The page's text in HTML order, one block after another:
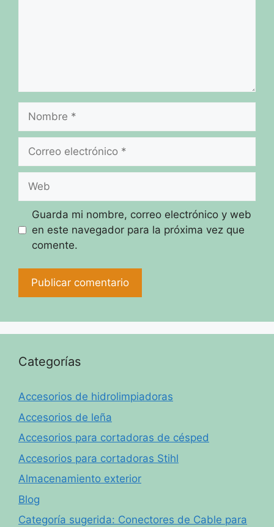
electrónico
Guarda mi nombre, correo electrónico y web
en este navegador para la próxima vez que
comente.
Categorías
Accesorios de hidrolimpiadoras
Accesorios de leña
Accesorios para cortadoras de césped
Accesorios para cortadoras Stihl
Almacenamiento exterior
Blog
Categoría sugerida: Conectores de Cable para